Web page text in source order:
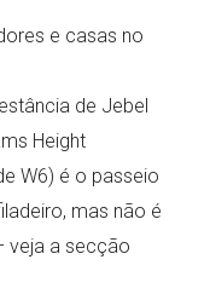
e casas no
de Jebel
Height
W6) é o passeio
mas não é
veja a secção